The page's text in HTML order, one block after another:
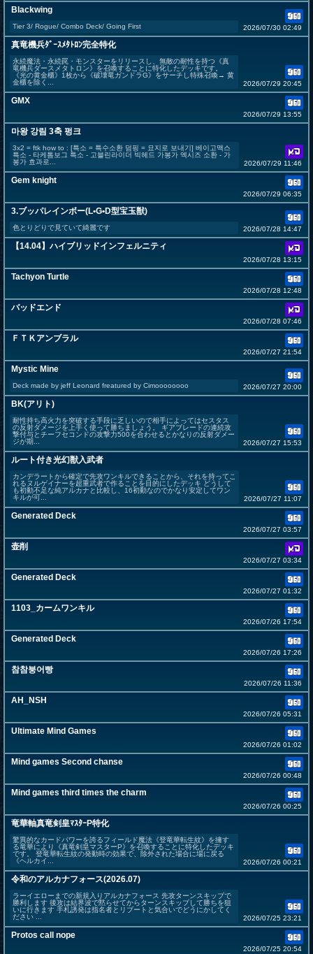
Blackwing
Tier 3/ Rogue/ Combo Deck/ Going First 2026/07/30 02:49
真竜機兵ﾀﾞｰｽﾒﾀﾄﾛﾝ完全特化
永続魔法・永続罠・モンスターをリリースし、無敵の耐性を持つ《真
竜機兵ダースメタトロン》を召喚することに特化したデッキです。
《光の黄金櫃》1枚から《破壊竜ガンドラG》をサーチし特殊召喚→ 黄
金櫃を除く...
2026/07/29 20:45
GMX
2026/07/29 13:55
마왕 강림 3축 펑크
3x2 = ftk how to : [특소 = 특수소환 덤핑 = 묘지로 보내기] 베이고맥스
특소 - 타케톰보그 특소 - 고블린라이더 빅헤드 가봉가 엑시즈 소환 - 가
봉가 효과로...
2026/07/29 11:46
Gem knight
2026/07/29 06:35
3.ブッパレインボー(L•G•D型宝玉獣)
色とりどりで見ていて綺麗です 2026/07/28 14:47
【14.04】ハイブリッドインフェルニティ
2026/07/28 13:15
Tachyon Turtle
2026/07/28 12:48
バッドエンド
2026/07/28 07:46
ＦＴＫアンブラル
2026/07/27 21:54
Mystic Mine
Deck made by jeff Leonard freatured by Cimoooooooo 2026/07/27 20:00
BK(アリト)
耐性持ち高火力を突破する手段に乏しいので相手によってはセスタス
の反射ダメージを上手く使って勝ちましょう。 ギアブレードの連続攻
撃付与とチーフセコンドの攻撃力500を合わせるとかなりの反射ダメー
ジが期...
2026/07/27 15:53
ルート付き光幻獣入武者
カンデラートから確定で先攻ワンキルできることから、それを持ってこ
れるヌルゲイナーを超重武者で作ることを目的にしたデッキ どうして
も初動不足な純アルカナと比較し、16初動なのでかなり安定してワン
キルが可...
2026/07/27 11:07
Generated Deck
2026/07/27 03:57
壶削
2026/07/27 03:34
Generated Deck
2026/07/27 01:32
1103_カームワンキル
2026/07/26 17:54
Generated Deck
2026/07/26 17:26
참참붕어빵
2026/07/26 11:36
AH_NSH
2026/07/26 05:31
Ultimate Mind Games
2026/07/26 01:02
Mind games Second chanse
2026/07/26 00:48
Mind games third times the charm
2026/07/26 00:25
竜華軸真竜剣皇ﾏｽﾀｰP特化
驚異的なカードパワーを誇るフィールド魔法《登竜華転生紋》を擁す
る竜華により《真竜剣皇マスターP》を召喚することに特化したデッキ
です。 登竜華転生紋の発動時の効果で、除外された場合に場に戻る
《ヘルカイ...
2026/07/26 00:21
令和のアルカナフォース(2026.07)
ラーイエローまでの新規入りアルカナフォース 先攻ターンスキップで
勝利します 後攻は結界波で黙らせてからターンスキップして勝ちを狙
いに行きます 手札誘発は指名者とリブートと気合いでどうにかしてく
ださい ...
2026/07/25 23:21
Protos call nope
2026/07/25 20:54